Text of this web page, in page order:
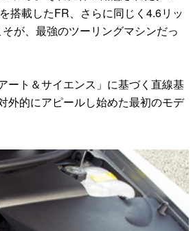
搭載したFR、さらに同じく4.6リッ
が、最強のツーリングマシンだっ
ト＆サイエンス」に基づく直線基
外的にアピールし始めた最初のモデ